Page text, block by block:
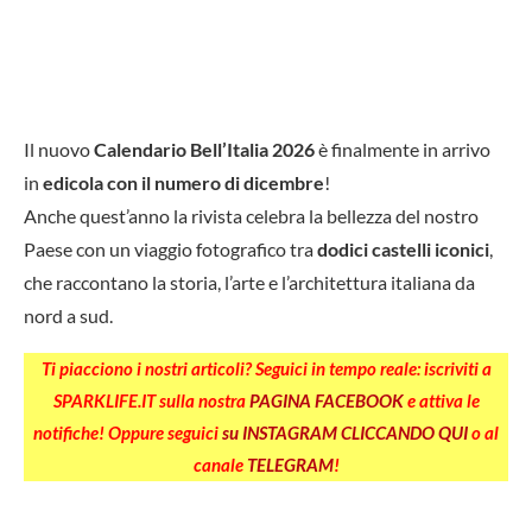
Il nuovoCalendario Bell’Italia 2026è finalmente in arrivo
in edicola con il numero di dicembre!
Anche quest’anno la rivista celebra la bellezza del nostro
Paese con un viaggio fotografico tradodici castelli iconici,
che raccontano la storia, l’arte e l’architettura italiana da
nord a sud.
Ti piacciono i nostri articoli? Seguici in tempo reale: iscriviti a
SPARKLIFE.IT sulla nostraPAGINA FACEBOOKe attiva le
notifiche! Oppure seguicisu INSTAGRAM CLICCANDO QUIo al
canale TELEGRAM!